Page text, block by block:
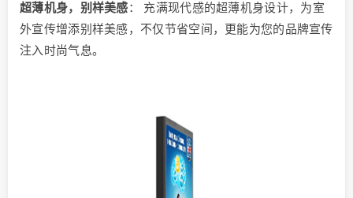
超薄机身，别样美感： 充满现代感的超薄机身设计，为室
外宣传增添别样美感，不仅节省空间，更能为您的品牌宣传
注入时尚气息。